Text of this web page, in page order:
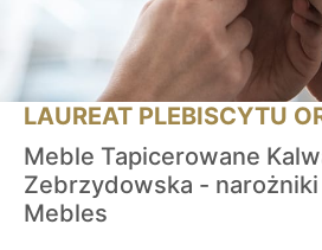
LAUREAT PLEBISCYTU
Meble Tapicerowane
Zebrzydowska -
Mebles